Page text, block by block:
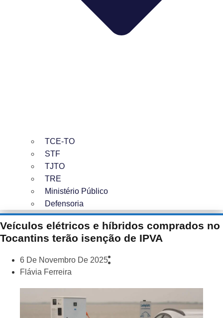
TCE-TO
STF
TJTO
TRE
Ministério Público
Defensoria
Veículos elétricos e híbridos comprados no
Tocantins terão isenção de IPVA
6 De Novembro De 2025
Flávia Ferreira